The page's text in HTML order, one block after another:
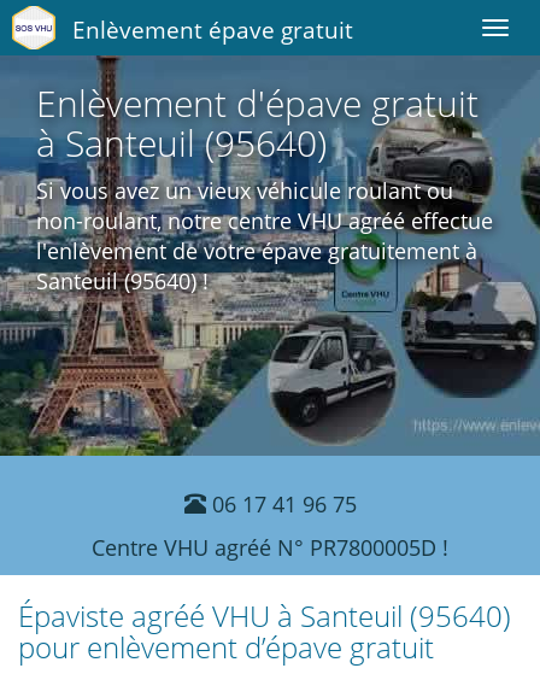
Enlèvement épave gratuit
Enlèvement d'épave gratuit
à Santeuil (95640)
Si vous avez un vieux véhicule roulant ou
non-roulant, notre centre VHU agréé effectue
l'enlèvement de votre épave gratuitement à
Santeuil (95640) !
06 17 41 96 75
Centre VHU agréé N° PR7800005D !
Épaviste agréé VHU à Santeuil (95640)
pour enlèvement d’épave gratuit